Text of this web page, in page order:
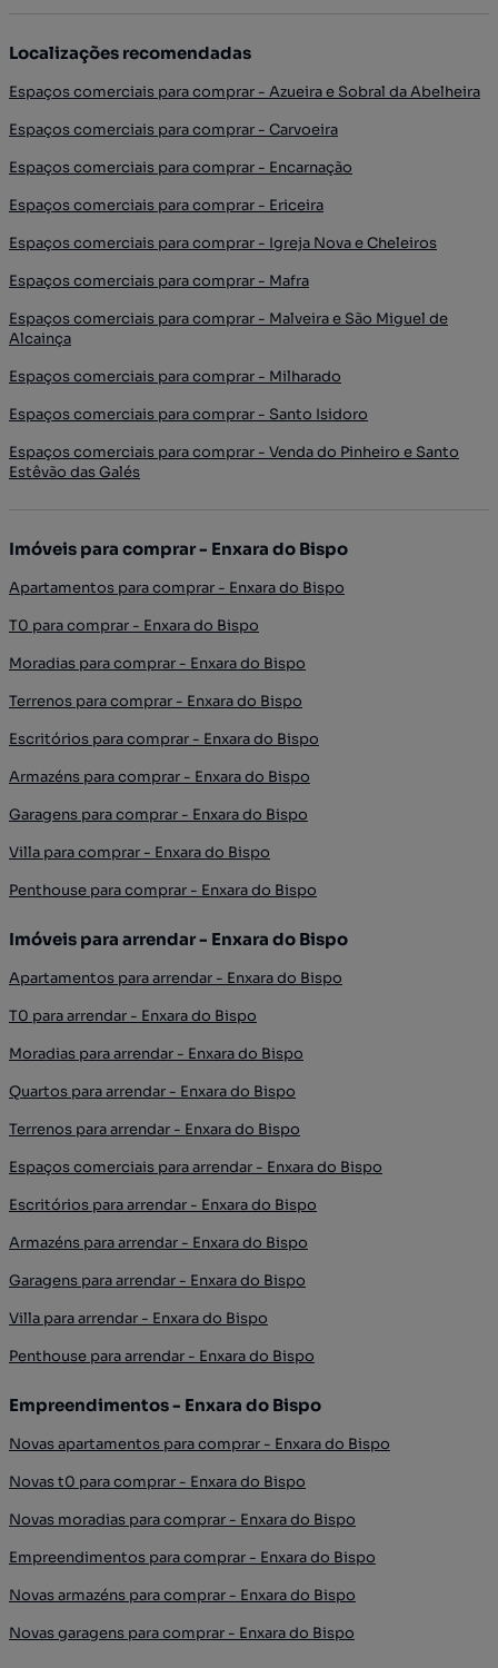
Localizações recomendadas
Espaços comerciais para comprar - Azueira e Sobral da Abelheira
Espaços comerciais para comprar - Carvoeira
Espaços comerciais para comprar - Encarnação
Espaços comerciais para comprar - Ericeira
Espaços comerciais para comprar - Igreja Nova e Cheleiros
Espaços comerciais para comprar - Mafra
Espaços comerciais para comprar - Malveira e São Miguel de
Alcainça
Espaços comerciais para comprar - Milharado
Espaços comerciais para comprar - Santo Isidoro
Espaços comerciais para comprar - Venda do Pinheiro e Santo
Estêvão das Galés
Imóveis para comprar - Enxara do Bispo
Apartamentos para comprar - Enxara do Bispo
T0 para comprar - Enxara do Bispo
Moradias para comprar - Enxara do Bispo
Terrenos para comprar - Enxara do Bispo
Escritórios para comprar - Enxara do Bispo
Armazéns para comprar - Enxara do Bispo
Garagens para comprar - Enxara do Bispo
Villa para comprar - Enxara do Bispo
Penthouse para comprar - Enxara do Bispo
Imóveis para arrendar - Enxara do Bispo
Apartamentos para arrendar - Enxara do Bispo
T0 para arrendar - Enxara do Bispo
Moradias para arrendar - Enxara do Bispo
Quartos para arrendar - Enxara do Bispo
Terrenos para arrendar - Enxara do Bispo
Espaços comerciais para arrendar - Enxara do Bispo
Escritórios para arrendar - Enxara do Bispo
Armazéns para arrendar - Enxara do Bispo
Garagens para arrendar - Enxara do Bispo
Villa para arrendar - Enxara do Bispo
Penthouse para arrendar - Enxara do Bispo
Empreendimentos - Enxara do Bispo
Novas apartamentos para comprar - Enxara do Bispo
Novas t0 para comprar - Enxara do Bispo
Novas moradias para comprar - Enxara do Bispo
Empreendimentos para comprar - Enxara do Bispo
Novas armazéns para comprar - Enxara do Bispo
Novas garagens para comprar - Enxara do Bispo